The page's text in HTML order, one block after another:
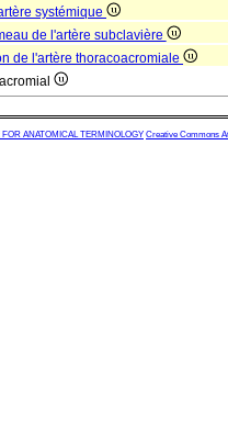
systémique
de l'artère subclavière
de l'artère thoracoacromiale
ANATOMICAL TERMINOLOGY Creative Commons